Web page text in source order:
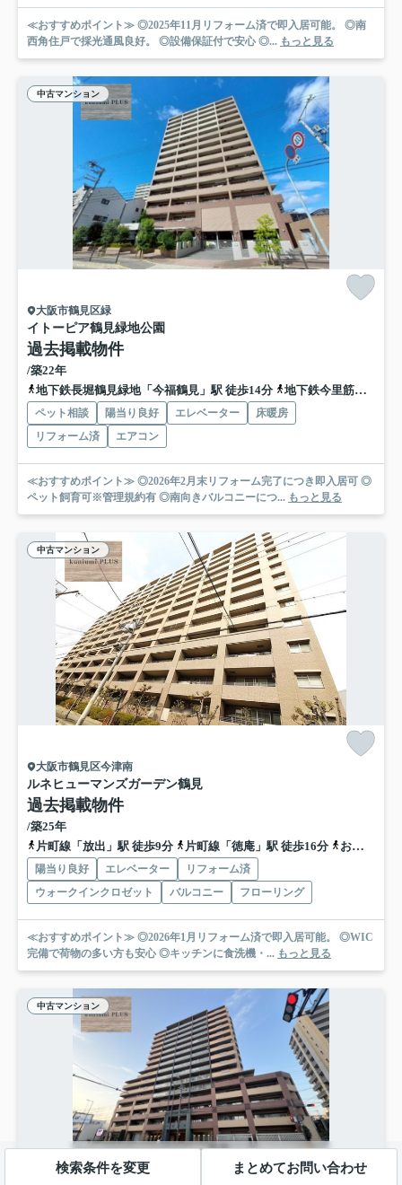
≪おすすめポイント≫ ◎2025年11月リフォーム済で即入居可能。 ◎南
西角住戸で採光通風良好。 ◎設備保証付で安心 ◎... もっと見る
中古マンション
大阪市鶴見区緑
イトーピア鶴見緑地公園
過去掲載物件
/築22年
地下鉄長堀鶴見緑地「今福鶴見」駅 徒歩14分
地下鉄今里筋線「新森古市」駅 徒歩17分
ペット相談 陽当り良好 エレベーター
床暖房
リフォーム済
エアコン
≪おすすめポイント≫ ◎2026年2月末リフォーム完了につき即入居可 ◎
ペット飼育可※管理規約有 ◎南向きバルコニーにつ... もっと見る
中古マンション
大阪市鶴見区今津南
ルネヒューマンズガーデン鶴見
過去掲載物件
/築25年
片町線「放出」駅 徒歩9分
片町線「徳庵」駅 徒歩16分 おおさか東線「高井田中央」駅 徒歩23分
陽当り良好 エレベーター
リフォーム済
ウォークインクロゼット
バルコニー フローリング
≪おすすめポイント≫ ◎2026年1月リフォーム済で即入居可能。 ◎WIC
完備で荷物の多い方も安心 ◎キッチンに食洗機・... もっと見る
中古マンション
検索条件を変更 まとめてお問い合わせ